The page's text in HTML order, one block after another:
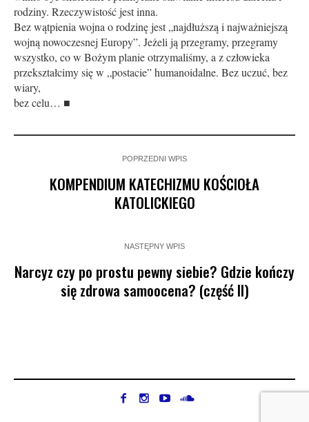
rodziny. Rzeczywistość jest inna.
Bez wątpienia wojna o rodzinę jest „najdłuższą i najważniejszą
wojną nowoczesnej Europy”. Jeżeli ją przegramy, przegramy
wszystko, co w Bożym planie otrzymaliśmy, a z człowieka
przekształcimy się w „postacie” humanoidalne. Bez uczuć, bez
wiary,
bez celu… ■
POPRZEDNI WPIS
KOMPENDIUM KATECHIZMU KOŚCIOŁA
KATOLICKIEGO
NASTĘPNY WPIS
Narcyz czy po prostu pewny siebie? Gdzie kończy
się zdrowa samoocena? (część II)